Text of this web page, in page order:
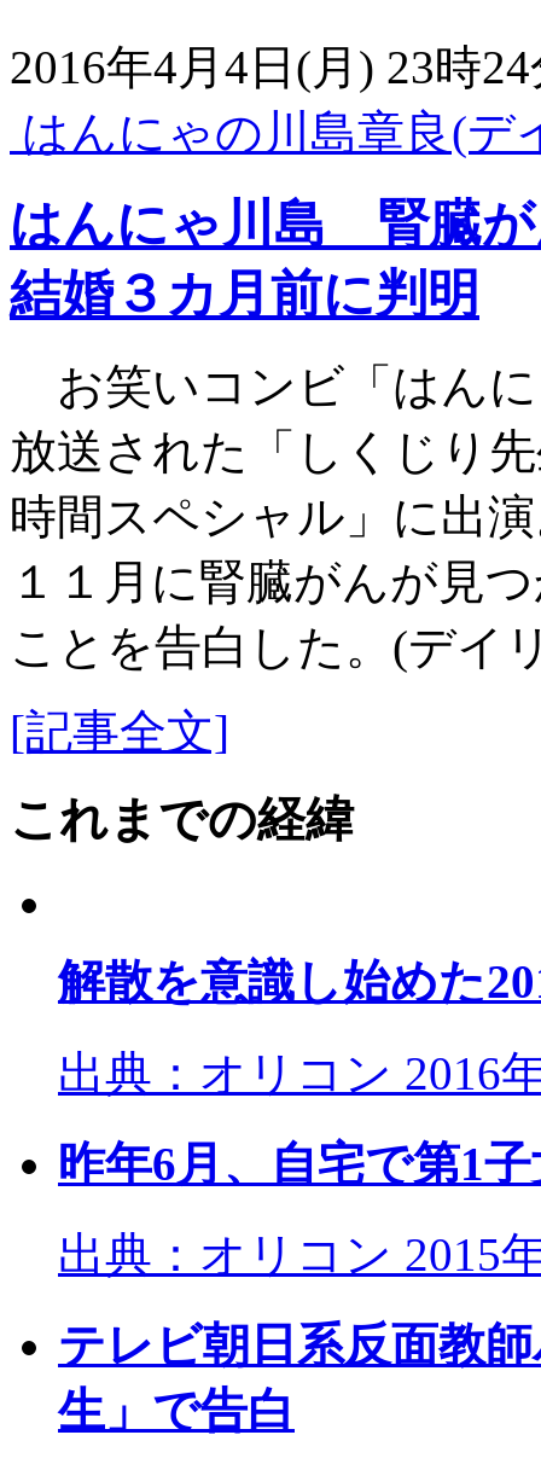
2016年4月4日(月) 23時
はんにゃの川島章良(デ
はんにゃ川島 腎臓
結婚３カ月前に判明
お笑いコンビ「はん
放送された「しくじり
時間スペシャル」に出
１１月に腎臓がんが見
ことを告白した。(デイ
[記事全文]
これまでの経緯
解散を意識し始めた
出典：オリコン 2016
昨年6月、自宅で第1
出典：オリコン 2015
テレビ朝日系反面教
生」で告白